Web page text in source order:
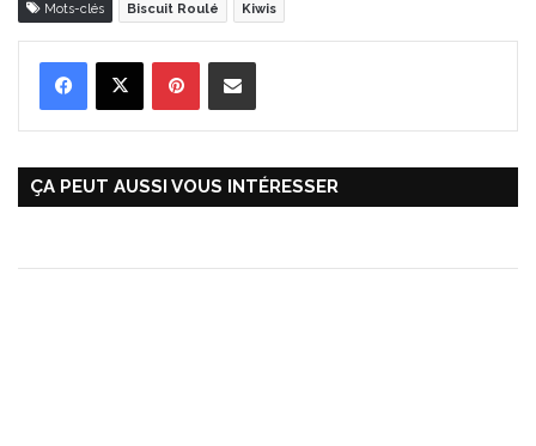
Mots-clés Biscuit Roulé Kiwis
ÇA PEUT AUSSI VOUS INTÉRESSER